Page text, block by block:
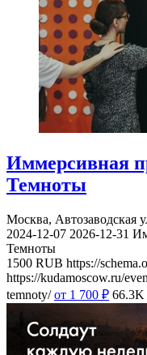
Иммерсивная
Темноты
Москва, Автозаводская
2024-12-07 2026-12-31
Темноты
1500 RUB https://
https://kudamoscow.ru/
temnoty/ от 1 700 ₽ 66.3K